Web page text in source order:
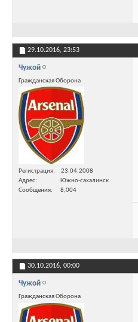
29.10.2016, 23:53
Чужой
Гражданская Оборона
Регистрация
23.04.2008
Адрес
Южно-сахалинск
Сообщения
8,004
30.10.2016, 00:00
Чужой
Гражданская Оборона